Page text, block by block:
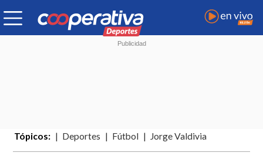
Tópicos: Deportes Fútbol Jorge Valdivia